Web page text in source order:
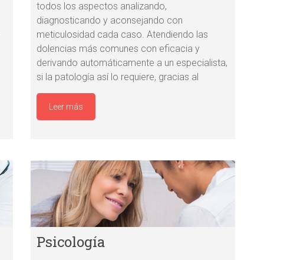
todos los aspectos analizando,
diagnosticando y aconsejando con
meticulosidad cada caso. Atendiendo las
dolencias más comunes con eficacia y
derivando automáticamente a un especialista,
si la patología así lo requiere, gracias al
Leer más
Psicología